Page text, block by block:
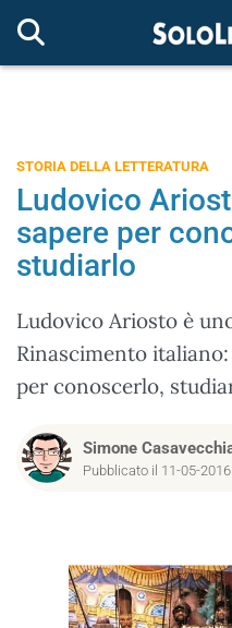
STORIA DELLA LETTERATURA
Ludovico
sapere per
studiarlo
Ludovico Ariosto è
Rinascimento
per conoscerlo,
Simone
Pubblicato il 11-05-2016